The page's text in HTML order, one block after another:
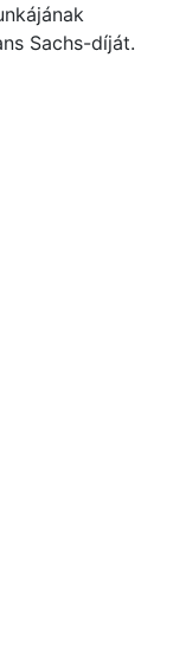
Sachs-díját.